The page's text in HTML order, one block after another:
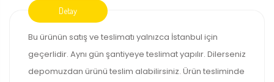
Bu ürünün satış ve teslimatı yalnızca İstanbul için
geçerlidir. Aynı gün şantiyeye teslimat yapılır. Dilerseniz
depomuzdan ürünü teslim alabilirsiniz. Ürün tesliminde